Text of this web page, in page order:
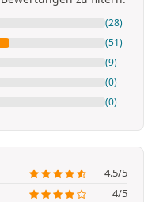
(28)
(51)
(9)
(0)
(0)
4.5/5
4/5